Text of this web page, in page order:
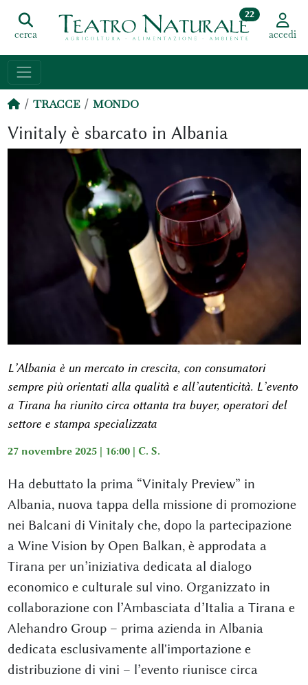
cerca
22
accedi
TRACCE MONDO
Vinitaly è sbarcato in Albania
L’Albania è un mercato in crescita, con consumatori
sempre più orientati alla qualità e all’autenticità. L’evento
a Tirana ha riunito circa ottanta tra buyer, operatori del
settore e stampa specializzata
27 novembre 2025 | 16:00 | C. S.
Ha debuttato la prima “Vinitaly Preview” in
Albania, nuova tappa della missione di promozione
nei Balcani di Vinitaly che, dopo la partecipazione
a Wine Vision by Open Balkan, è approdata a
Tirana per un’iniziativa dedicata al dialogo
economico e culturale sul vino. Organizzato in
collaborazione con l’Ambasciata d’Italia a Tirana e
Alehandro Group – prima azienda in Albania
dedicata esclusivamente all'importazione e
distribuzione di vini – l’evento riunisce circa